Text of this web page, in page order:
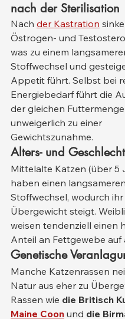
nach der Sterilisation
Nach der Kastration
Östrogen- und
was zu einem
Stoffwechsel und
Appetit führt. Selbst bei
Energiebedarf führt die
der gleichen Futtermenge
unweigerlich zu einer
Gewichtszunahme.
Alters- und
Mittelalte Katzen (über 5
haben einen langsameren
Stoffwechsel, wodurch ihr
Übergewicht steigt.
weisen tendenziell einen
Anteil an Fettgewebe auf
Genetische
Manche Katzenrassen
Natur aus eher zu
Rassen wie die Britisch
Maine Coon und die